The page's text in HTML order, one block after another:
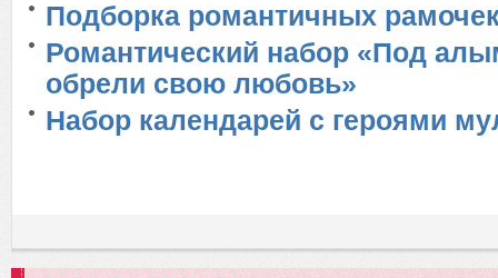
Подборка романтичных
Романтический набор «Под
обрели свою любовь»
Набор календарей с героями